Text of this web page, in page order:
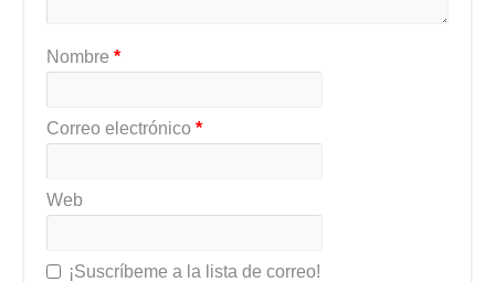
Nombre*
Correo electrónico*
Web
¡Suscríbeme a la lista de correo!